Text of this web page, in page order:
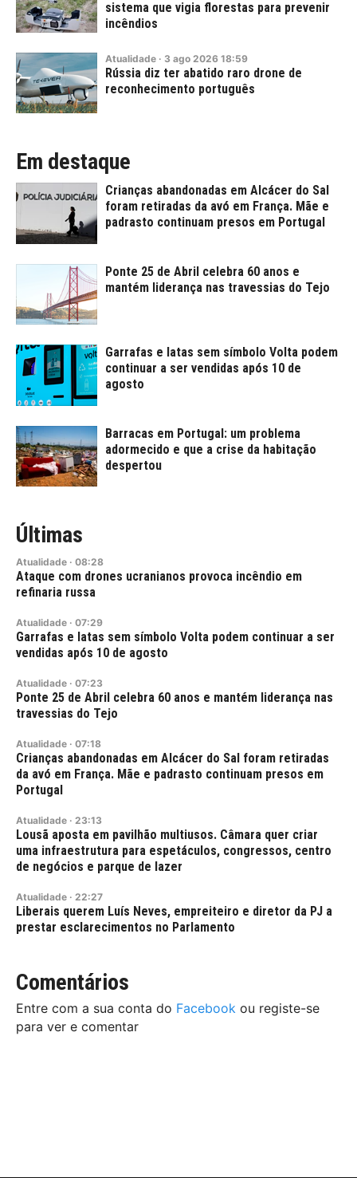
sistema que vigia florestas para prevenir
incêndios
Atualidade · 3 ago 2026 18:59
Rússia diz ter abatido raro drone de
reconhecimento português
Em destaque
Crianças abandonadas em Alcácer do Sal
foram retiradas da avó em França. Mãe e
padrasto continuam presos em Portugal
Ponte 25 de Abril celebra 60 anos e
mantém liderança nas travessias do Tejo
Garrafas e latas sem símbolo Volta podem
continuar a ser vendidas após 10 de
agosto
Barracas em Portugal: um problema
adormecido e que a crise da habitação
despertou
Últimas
Atualidade · 08:28
Ataque com drones ucranianos provoca incêndio em
refinaria russa
Atualidade · 07:29
Garrafas e latas sem símbolo Volta podem continuar a ser
vendidas após 10 de agosto
Atualidade · 07:23
Ponte 25 de Abril celebra 60 anos e mantém liderança nas
travessias do Tejo
Atualidade · 07:18
Crianças abandonadas em Alcácer do Sal foram retiradas
da avó em França. Mãe e padrasto continuam presos em
Portugal
Atualidade · 23:13
Lousã aposta em pavilhão multiusos. Câmara quer criar
uma infraestrutura para espetáculos, congressos, centro
de negócios e parque de lazer
Atualidade · 22:27
Liberais querem Luís Neves, empreiteiro e diretor da PJ a
prestar esclarecimentos no Parlamento
Comentários
Entre com a sua conta do Facebook ou registe-se
para ver e comentar